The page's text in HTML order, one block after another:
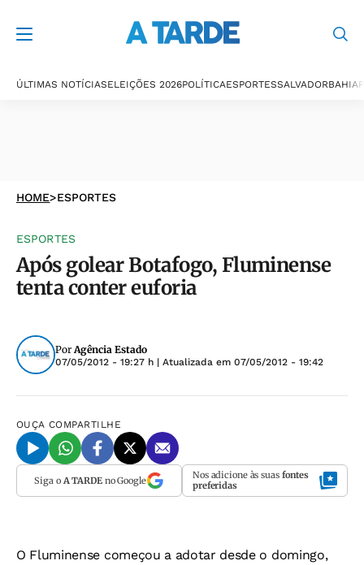
ÚLTIMAS NOTÍCIASELEIÇÕES 2026POLÍTICAESPORTESSALVADORBAHIA
HOME>ESPORTES
ESPORTES
Após golear Botafogo, Fluminense
tenta conter euforia
PorAgência Estado
07/05/2012 - 19:27 h | Atualizada em 07/05/2012 - 19:42
OUÇA COMPARTILHE
Siga o A TARDEno Google Nos adicione às suas fontes
preferidas
O Fluminense começou a adotar desde o domingo,